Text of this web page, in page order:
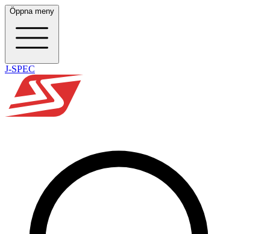
Öppna meny
J-SPEC